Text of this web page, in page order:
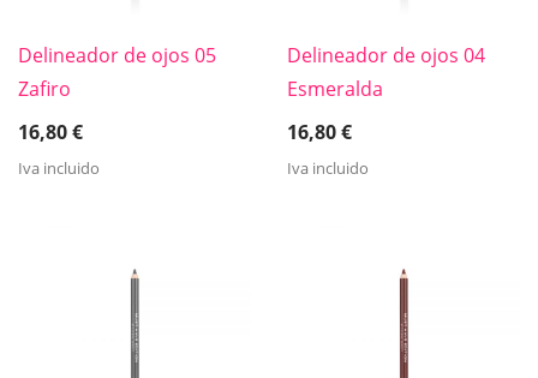
Delineador de ojos 05
Zafiro
16,80€
Iva incluido
Delineador de ojos 04
Esmeralda
16,80€
Iva incluido